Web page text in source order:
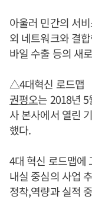
아울러 민간의 서
외 네트워크와 결
바일 수출 등의 새
△4대혁신 로드맵
권평오는 2018년
사 본사에서 열린
했다.
4대 혁신 로드맵에
내실 중심의 사업
정착,역량과 실적